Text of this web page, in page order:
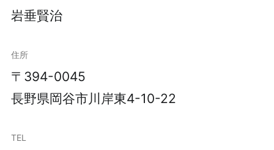
岩垂賢治
住所
〒394-0045
長野県岡谷市川岸東4-10-22
TEL